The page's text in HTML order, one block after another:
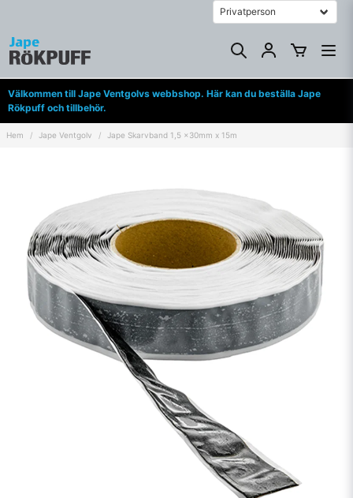
Välkommen till Jape Ventgolvs webbshop. Här kan du beställa Jape
Rökpuff och tillbehör.
Hem Jape Ventgolv Jape Skarvband 1,5 x30mm x 15m